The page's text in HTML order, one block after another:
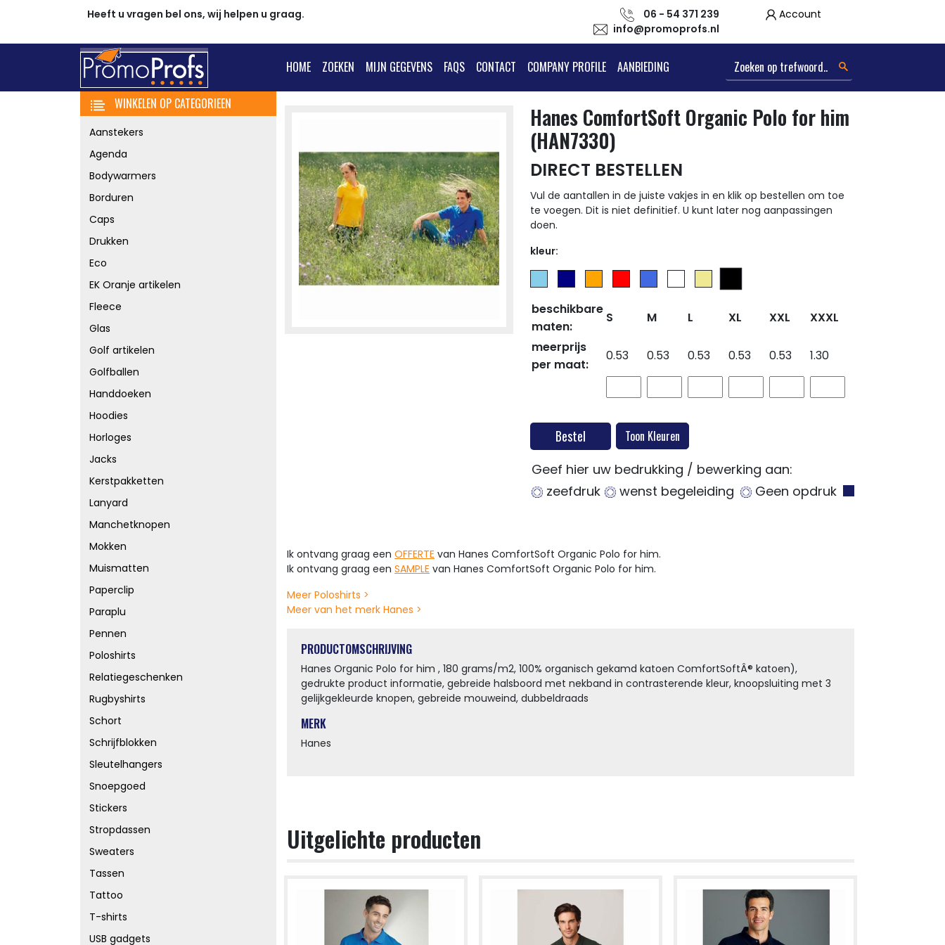
Heeft u vragen bel ons, wij helpen u graag.
06 - 54 371 239
info@promoprofs.nl
Account
HOME ZOEKEN MIJN GEGEVENS FAQS CONTACT COMPANY PROFILE AANBIEDING
WINKELEN OP CATEGORIEEN
Aanstekers
Agenda
Bodywarmers
Borduren
Caps
Drukken
Eco
EK Oranje artikelen
Fleece
Glas
Golf artikelen
Golfballen
Handdoeken
Hoodies
Horloges
Jacks
Kerstpakketten
Lanyard
Manchetknopen
Mokken
Muismatten
Paperclip
Paraplu
Pennen
Poloshirts
Relatiegeschenken
Rugbyshirts
Schort
Schrijfblokken
Sleutelhangers
Snoepgoed
Stickers
Stropdassen
Sweaters
Tassen
Tattoo
T-shirts
USB gadgets
Hanes ComfortSoft Organic Polo for him
(HAN7330)
DIRECT BESTELLEN
Vul de aantallen in de juiste vakjes in en klik op bestellen om toe
te voegen. Dit is niet definitief. U kunt later nog aanpassingen
doen.
kleur:
beschikbare
maten:
S M L XL XXL
XXXL
meerprijs
per maat:
0.53 0.53 0.53 0.53 0.53 1.30
Bestel
Geef hier uw bedrukking / bewerking aan:
zeefdruk
wenst begeleiding Geen opdruk
Ik ontvang graag een OFFERTE van Hanes ComfortSoft Organic Polo for him.
Ik ontvang graag een SAMPLE van Hanes ComfortSoft Organic Polo for him.
Meer Poloshirts >
Meer van het merk Hanes >
PRODUCTOMSCHRIJVING
Hanes Organic Polo for him , 180 grams/m2, 100% organisch gekamd katoen ComfortSoftÂ® katoen),
gedrukte product informatie, gebreide halsboord met nekband in contrasterende kleur, knoopsluiting met 3
gelijkgekleurde knopen, gebreide mouweind, dubbeldraads
MERK
Hanes
Uitgelichte producten